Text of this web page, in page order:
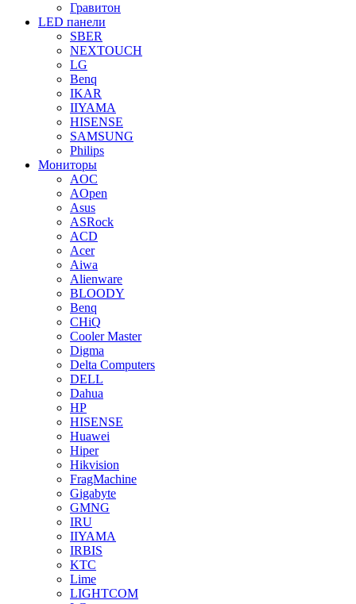
Гравитон
LED панели
SBER
NEXTOUCH
LG
Benq
IKAR
IIYAMA
HISENSE
SAMSUNG
Philips
Мониторы
AOC
AOpen
Asus
ASRock
ACD
Acer
Aiwa
Alienware
BLOODY
Benq
CHiQ
Cooler Master
Digma
Delta Computers
DELL
Dahua
HP
HISENSE
Huawei
Hiper
Hikvision
FragMachine
Gigabyte
GMNG
IRU
IIYAMA
IRBIS
KTC
Lime
LIGHTCOM